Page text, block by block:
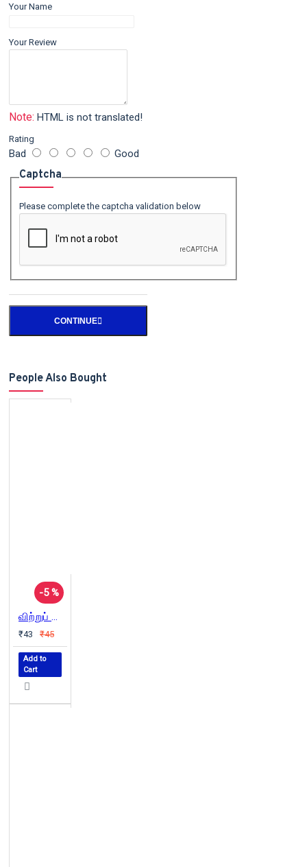
Your Name
Your Review
Note: HTML is not translated!
Rating
Bad Good
Captcha
Please complete the captcha validation below
CONTINUE
People Also Bought
-5 %
விற்றுப் பார்ப்போம் வா!
₹43 ₹45
Add to
Cart